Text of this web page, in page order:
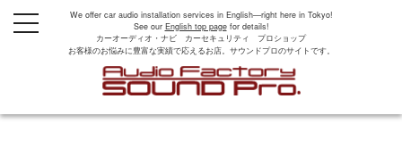
We offer car audio installation services in English—right here in Tokyo!
See our English top pagefor details!
カーオーディオ・ナビ カーセキュリティ プロショップ
お客様のお悩みに豊富な実績で応えるお店。サウンドプロのサイトです。
t
o
a